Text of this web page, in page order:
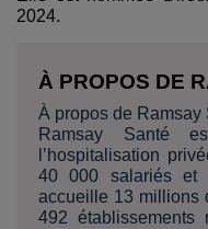
2024.
À PROPOS DE
À propos de Ramsay
Ramsay Santé
l’hospitalisation
40 000 salariés et
accueille 13 millions
492 établissements